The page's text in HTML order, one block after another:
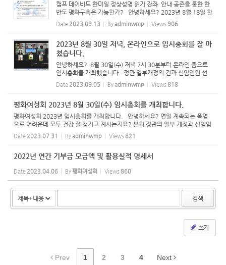
캠프 데이비드 한미일 정상성명 읽기 강좌 안내 공존을 통한 한
반도 평화구축은 가능한가? 안녕하세요? 2023년 8월 18일 한
미일 정상은 ‘캠프 데이비드 정신’(한미일 정상 공동성명)과 캠프
데이비드 원칙, 공약 등 3개 문서를 발표했습니다. 이를 계기로
Date 2023.09.13 Byadminwmp Views 906
2023년 8월 30일 저녁, 온라인으로 임시총회를 잘 마
쳤습니다.
안녕하세요? 8월 30일(수) 저녁 7시 30분부터 온라인 줌으로
임시총회를 개최했습니다. 정관 일부개정의 건과 신임임원 선
출의 건을 의결했습니다. 바쁘신 중에도 직접 참석하시고 또 위
임해 주신 회원분들께 감사드립니다. 평화여성회 올림
Date 2023.09.05 Byadminwmp Views 818
평화여성회 2023년 8월 30일(수) 임시총회를 개최합니다.
평화여성회 2023년 임시총회를 개최합니다. 안녕하세요? 연일 계속되는 폭염
으로 어려운데 모두 건강 잘 챙기고 계시는지요? 본회 정관의 일부 개정과 신임임
원 선출을 위하여 8월 30일(수) 늦은 오후에 온라인 ZOOM으로 임시총회를 개최
하려고 합니다. 회원...
Date 2023.07.31 Byadminwmp Views 821
2022년 연간 기부금 모금액 및 활용실적 명세서
Date 2023.04.06 By평화여성회 Views 860
검색
쓰기
Prev 1 2 3 4 Next